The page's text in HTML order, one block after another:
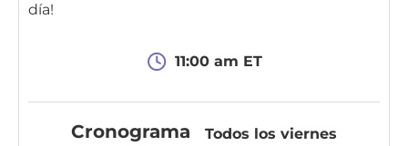
día!
11:00 am ET
Cronograma Todos los viernes